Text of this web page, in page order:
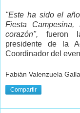
"Este ha sido el
Fiesta
corazón", fueron
presidente de la
Coordinador del
Fabián Valenzuela
Compartir